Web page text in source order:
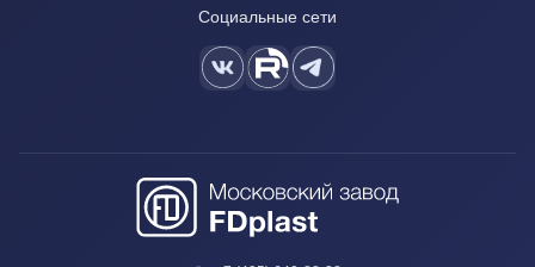
Социальные сети